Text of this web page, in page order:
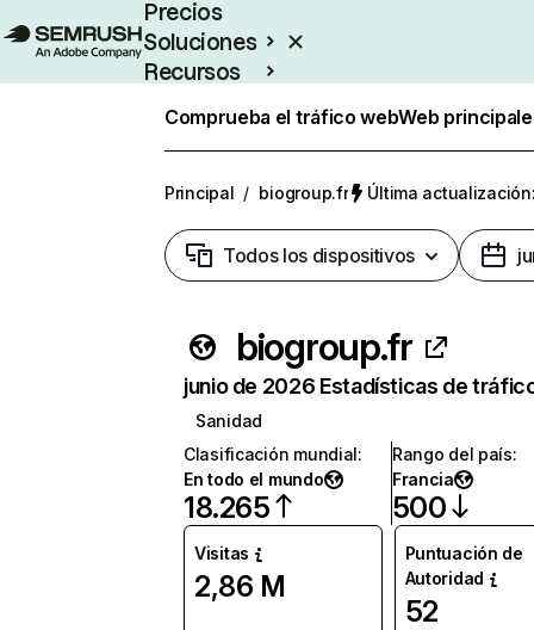
Precios
Soluciones
Recursos
Comprueba el tráfico webWeb
Principal / biogroup.fr Última
Todos los dispositivos
biogroup.fr
junio de 2026 Estadísticas de
Sanidad
Clasificación mundial:
En todo el mundo
18.265
Rango del país:
Francia
500
Visitas
2,86 M
Puntuación de
Autoridad
52